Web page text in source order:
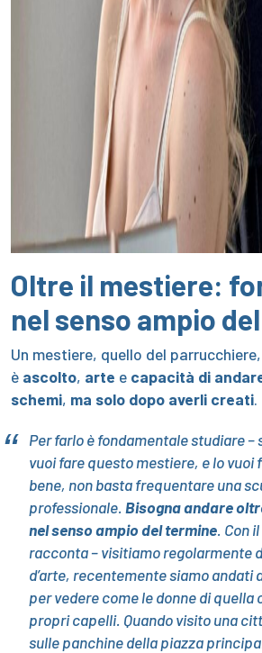
Oltre il mestiere:
nel senso ampio
Un mestiere, quello del
è ascolto, arte e capacità di
schemi, ma solo dopo averli creati.
Per farlo è fondamentale studiare –
vuoi fare questo mestiere, e lo vuoi
bene, non basta frequentare una
professionale. Bisogna andare
nel senso ampio del termine. Con
racconta – visitiamo regolarmente
d’arte, recentemente siamo andati
per vedere come le donne di quella
propri capelli. Quando visito una
sulle panchine della piazza